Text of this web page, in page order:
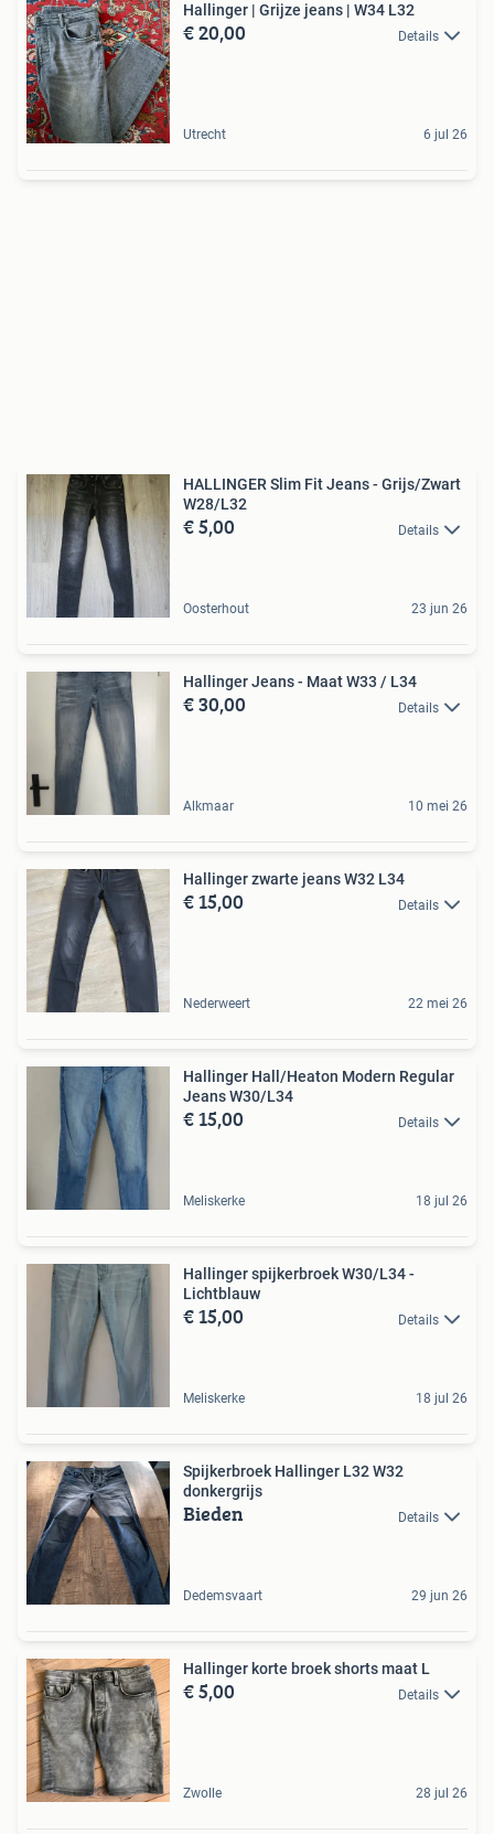
Hallinger | Grijze jeans | W34 L32
€ 20,00 Details
Utrecht 6 jul 26
HALLINGER Slim Fit Jeans - Grijs/Zwart
W28/L32
€ 5,00 Details
Oosterhout 23 jun 26
Hallinger Jeans - Maat W33 / L34
€ 30,00 Details
Alkmaar 10 mei 26
Hallinger zwarte jeans W32 L34
€ 15,00 Details
Nederweert 22 mei 26
Hallinger Hall/Heaton Modern Regular
Jeans W30/L34
€ 15,00 Details
Meliskerke 18 jul 26
Hallinger spijkerbroek W30/L34 -
Lichtblauw
€ 15,00 Details
Meliskerke 18 jul 26
Spijkerbroek Hallinger L32 W32
donkergrijs
Bieden Details
Dedemsvaart 29 jun 26
Hallinger korte broek shorts maat L
€ 5,00 Details
Zwolle 28 jul 26